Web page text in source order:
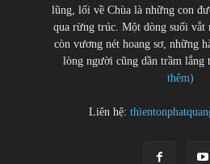
lũng, lối về Chùa là những con
qua rừng trúc. Một dòng suối vắt
còn vương nét hoang sơ, những
lòng người cũng dần trầm
thêm)
Liên hệ: